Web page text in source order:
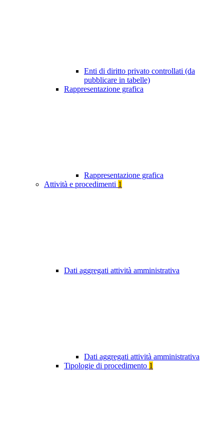
Enti di diritto privato controllati (da
pubblicare in tabelle)
Rappresentazione grafica
Rappresentazione grafica
Attività e procedimenti 1
Dati aggregati attività amministrativa
Dati aggregati attività amministrativa
Tipologie di procedimento 1